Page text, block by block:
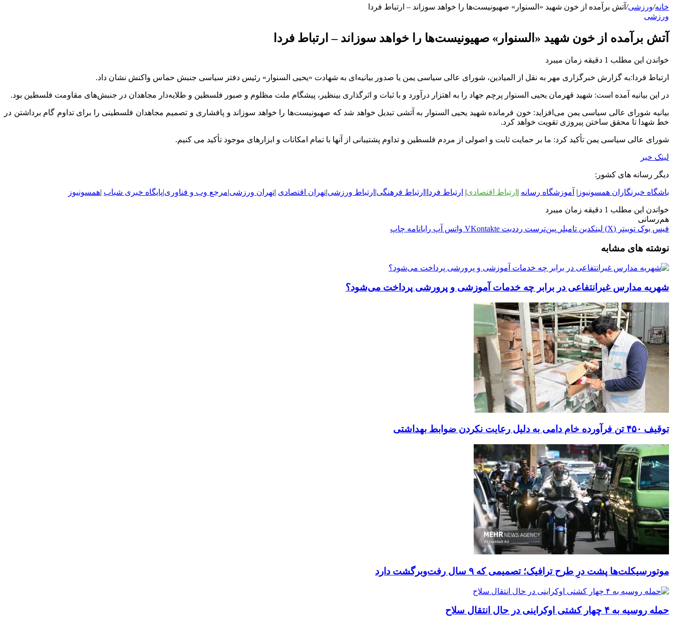
خانه/ورزشی/ آتش برآمده از خون شهید «السنوار» صهیونیست‌ها را خواهد سوزاند – ارتباط فردا
ورزشی
آتش برآمده از خون شهید «السنوار» صهیونیست‌ها را خواهد سوزاند – ارتباط فردا
خواندن این مطلب 1 دقیقه زمان میبرد
ارتباط فردا:به گزارش خبرگزاری مهر به نقل از المیادین، شورای عالی سیاسی یمن یا صدور بیانیه‌ای به شهادت «یحیی السنوار» رئیس دفتر سیاسی جنبش حماس واکنش نشان داد.
در این بیانیه آمده است: شهید قهرمان یحیی السنوار پرچم جهاد را به اهتزار درآورد و با ثبات و اثرگذاری بینظیر، پیشگام ملت مظلوم و صبور فلسطین و طلایه‌دار مجاهدان در جنبش‌های مقاومت فلسطین بود.
بیانیه شورای عالی سیاسی یمن می‌افزاید: خون فرمانده شهید یحیی السنوار به آتشی تبدیل خواهد شد که صهیونیست‌ها را خواهد سوزاند و پافشاری و تصمیم مجاهدان فلسطینی را برای تداوم گام برداشتن در
خط شهدا تا محقق ساختن پیروزی تقویت خواهد کرد.
شورای عالی سیاسی یمن تأکید کرد: ما بر حمایت ثابت و اصولی از مردم فلسطین و تداوم پشتیبانی از آنها با تمام امکانات و ابزارهای موجود تأکید می کنیم.
لینک خبر
دیگر رسانه های کشور:
باشگاه خبرنگاران همسونیوز | آموزشگاه رسانه | ارتباط اقتصادی| ارتباط فردا | ارتباط فرهنگی| ارتباط ورزشی|تهران اقتصادی |تهران ورزشی|مرجع وب و فناوری|پایگاه خبری شباب |همسونیوز
خواندن این مطلب 1 دقیقه زمان میبرد
هم‌رسانی
فیس بوک توییتر (X) لینکدین ‫تامبلر ‫پین‌ترست ‫رددیت ‫VKontakte واتس آپ رایانامه چاپ
نوشته های مشابه
شهریه مدارس غیرانتفاعی در برابر چه خدمات آموزشی و پرورشی پرداخت می‌شود؟
توقیف ۴۵۰ تن فرآورده خام دامی به دلیل رعایت نکردن ضوابط بهداشتی
موتورسیکلت‌ها پشت درِ طرح ترافیک؛ تصمیمی که ۹ سال رفت‌وبرگشت دارد
حمله روسیه به ۴ چهار کشتی اوکراینی در حال انتقال سلاح